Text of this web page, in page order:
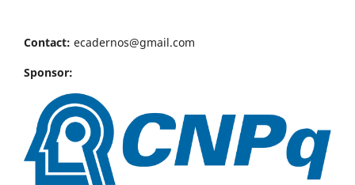
Contact: ecadernos@gmail.com
Sponsor: